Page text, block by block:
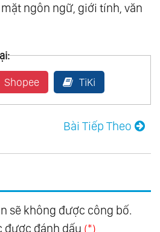
Young Lovers
ngôn ngữ, giới tính, văn
Shopee TiKi
Bài Tiếp Theo
sẽ không được công bố.
được đánh dấu (*)